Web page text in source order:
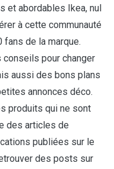
et abordables Ikea, nul
à cette communauté
de la marque.
pour changer
aussi des bons plans
annonces déco.
produits qui ne sont
des articles de
publiées sur le
des posts sur